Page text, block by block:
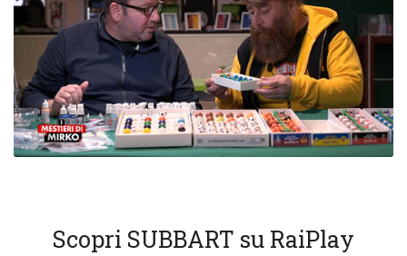
Scopri SUBBART su RaiPlay